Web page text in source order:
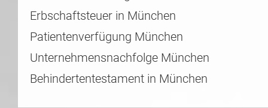
Erbschaftsteuer in München
Patientenverfügung München
Unternehmensnachfolge München
Behindertentestament in München